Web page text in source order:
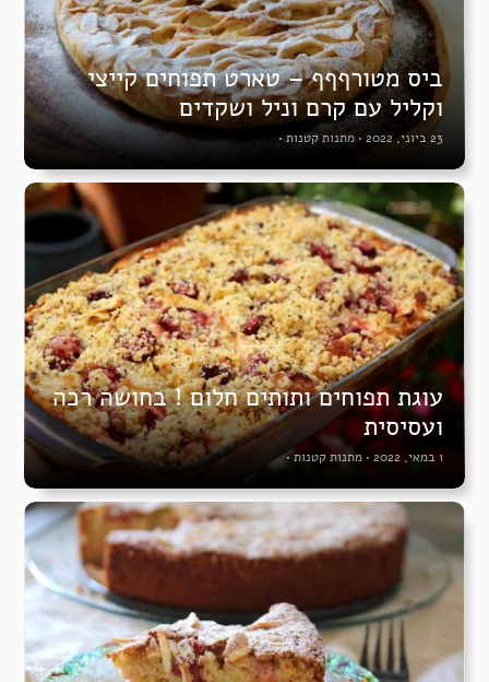
ביס מטורףףף – טארט תפוחים קייצי
וקליל עם קרם וניל ושקדים
23 ביוני, 2022 • מתנות קטנות •
עוגת תפוחים ותותים חלום ! בחושה רכה
ועסיסית
1 במאי, 2022 • מתנות קטנות•